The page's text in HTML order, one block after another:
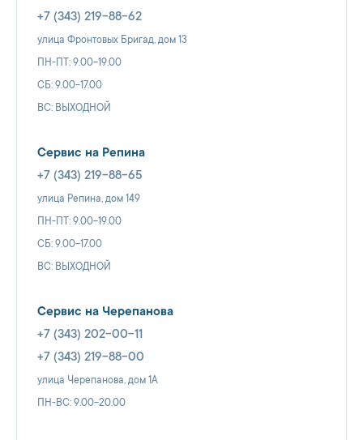
+7 (343) 219-88-62
улица Фронтовых Бригад, дом 13
ПН-ПТ: 9.00-19.00
СБ: 9.00-17.00
ВС: ВЫХОДНОЙ
Сервис на Репина
+7 (343) 219-88-65
улица Репина, дом 149
ПН-ПТ: 9.00-19.00
СБ: 9.00-17.00
ВС: ВЫХОДНОЙ
Сервис на Черепанова
+7 (343) 202-00-11
+7 (343) 219-88-00
улица Черепанова, дом 1А
ПН-ВС: 9.00-20.00